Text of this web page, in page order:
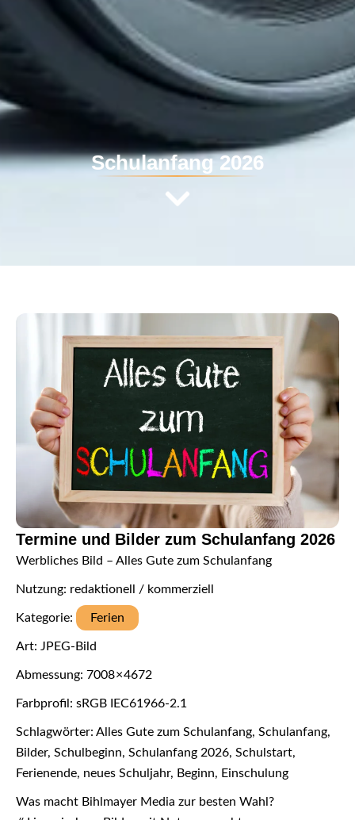
Schulanfang 2026
Termine und Bilder zum Schulanfang 2026
Werbliches Bild – Alles Gute zum Schulanfang
Nutzung: redaktionell / kommerziell
Kategorie: Ferien
Art: JPEG-Bild
Abmessung: 7008 × 4672
Farbprofil: sRGB IEC61966-2.1
Schlagwörter: Alles Gute zum Schulanfang, Schulanfang,
Bilder, Schulbeginn, Schulanfang 2026, Schulstart,
Ferienende, neues Schuljahr, Beginn, Einschulung
Was macht Bihlmayer Media zur besten Wahl?